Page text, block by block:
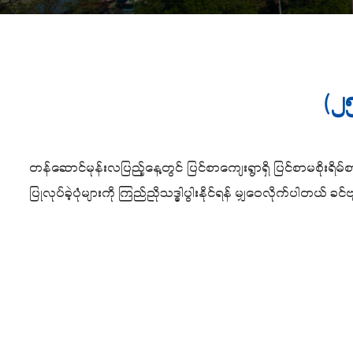
(
တန်ဆောင်မုန်းလပြည့်နေ့တွင် ပြင်စာကျေးရွာရှိ ပြင်စာမ
ပြုလုပ်ခဲ့ပုံများကို ကြည်ညိုသဒ္ဓါပွါးနိုင်ရန် မျှဝေလိုက်ပါတယ် ခင်ဗ